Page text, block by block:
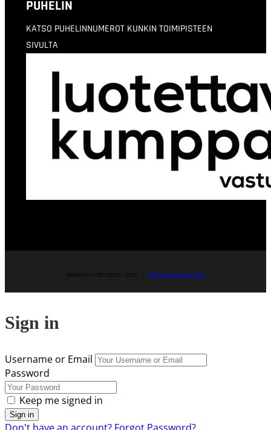
PUHELIN
KATSO PUHELINNUMEROT KUNKIN TOIMIPISTEEN
SIVULTA
WORKER-YHTIÖT 2023 – 2025 | TIETOSUOJASELOSTEET
Sign in
Username or Email
Password
Keep me signed in